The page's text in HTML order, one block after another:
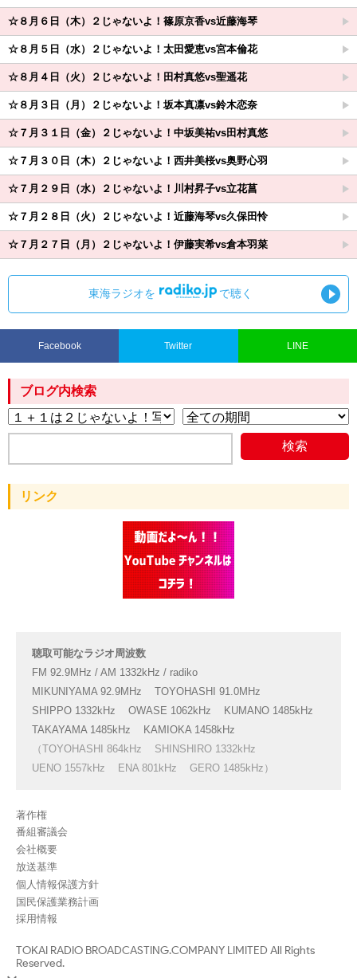
☆８月６日（木）２じゃないよ！篠原京香vs近藤海琴
☆８月５日（水）２じゃないよ！太田愛恵vs宮本倫花
☆８月４日（火）２じゃないよ！田村真悠vs聖遥花
☆８月３日（月）２じゃないよ！坂本真凛vs鈴木恋奈
☆７月３１日（金）２じゃないよ！中坂美祐vs田村真悠
☆７月３０日（木）２じゃないよ！西井美桜vs奥野心羽
☆７月２９日（水）２じゃないよ！川村昇子vs立花菖
☆７月２８日（火）２じゃないよ！近藤海琴vs久保田怜
☆７月２７日（月）２じゃないよ！伊藤実希vs倉本羽菜
東海ラジオを で聴く
Facebook Twitter LINE
ブログ内検索
リンク
聴取可能なラジオ周波数
FM 92.9MHz / AM 1332kHz / radiko
MIKUNIYAMA 92.9MHz
TOYOHASHI 91.0MHz
SHIPPO 1332kHz
OWASE 1062kHz
KUMANO 1485kHz
TAKAYAMA 1485kHz
KAMIOKA 1458kHz
（TOYOHASHI 864kHz
SHINSHIRO 1332kHz
UENO 1557kHz
ENA 801kHz GERO 1485kHz）
著作権
番組審議会
会社概要
放送基準
個人情報保護方針
国民保護業務計画
採用情報
TOKAI RADIO BROADCASTING.COMPANY LIMITED All Rights
Reserved.